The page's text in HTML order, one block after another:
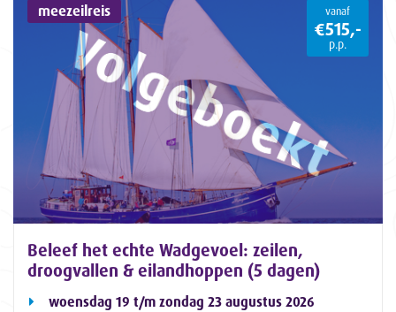
meezeilreis vanaf
€515,-
p.p.
Beleef het echte Wadgevoel: zeilen,
droogvallen & eilandhoppen (5 dagen)
woensdag 19 t/m zondag 23 augustus 2026